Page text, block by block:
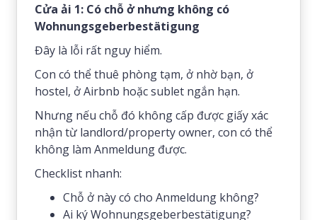
Cửa ải 1: Có chỗ ở nhưng không có
Wohnungsgeberbestätigung
Đây là lỗi rất nguy hiểm.
Con có thể thuê phòng tạm, ở nhờ bạn, ở
hostel, ở Airbnb hoặc sublet ngắn hạn.
Nhưng nếu chỗ đó không cấp được giấy xác
nhận từ landlord/property owner, con có thể
không làm Anmeldung được.
Checklist nhanh:
Chỗ ở này có cho Anmeldung không?
Ai ký Wohnungsgeberbestätigung?